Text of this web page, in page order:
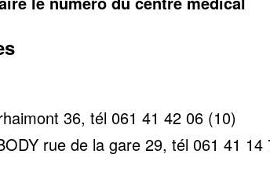
36, tél 061 41 42 06 (10)
rue de la gare 29, tél 061 41 14